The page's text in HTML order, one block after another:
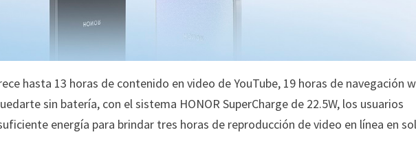
hasta 13 horas de contenido en video de YouTube, 19 horas de navegación
sin batería, con el sistema HONOR SuperCharge de 22.5W, los usuarios
energía para brindar tres horas de reproducción de video en línea en